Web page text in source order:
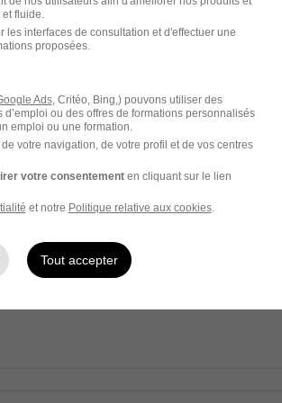
H/F
fluide.
interfaces de consultation et d'effectuer une
proposées.
Ads, Critéo, Bing,) pouvons utiliser des
ou des offres de formations personnalisés
emploi ou une formation.
votre navigation, de votre profil et de vos centres
votre consentementen cliquant sur le lien
et notre Politique relative aux cookies.
Tout accepter